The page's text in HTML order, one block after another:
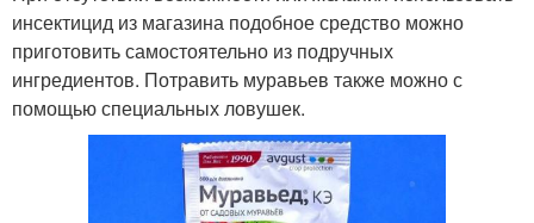
инсектицид из магазина подобное средство можно
приготовить самостоятельно из подручных
ингредиентов. Потравить муравьев также можно с
помощью специальных ловушек.